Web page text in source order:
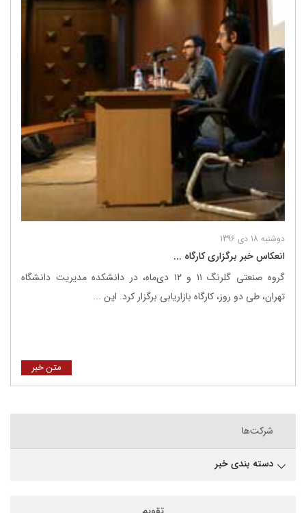
دوشنبه 18 دی 1396
انعکاس خبر برگزاری کارگاه ...
گروه صنعتی گلرنگ ۱۱ و ۱۲ دی‌ماه، در دانشکده مدیریت دانشگاه
تهران، طی دو روز، کارگاه بازاریابی برگزار کرد. این ...
متن خبر
شرکت‌ها
دسته بندی خبر